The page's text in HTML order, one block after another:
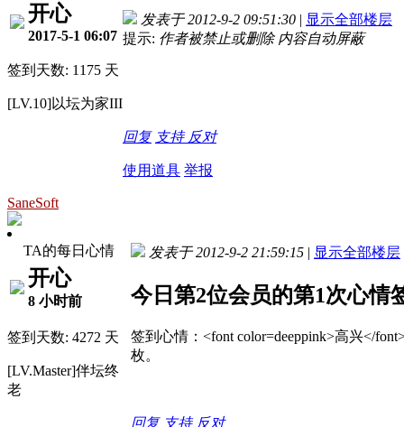
开心
2017-5-1 06:07
签到天数: 1175 天
[LV.10]以坛为家III
发表于 2012-9-2 09:51:30 | 显示全部楼层
提示: 作者被禁止或删除 内容自动屏蔽
回复 支持 反对
使用道具 举报
SaneSoft
TA的每日心情
开心
8 小时前
签到天数: 4272 天
[LV.Master]伴坛终
老
发表于 2012-9-2 21:59:15 | 显示全部楼层
今日第2位会员的第1次心情
签到心情：<font color=deeppink>高兴</
枚。
回复 支持 反对